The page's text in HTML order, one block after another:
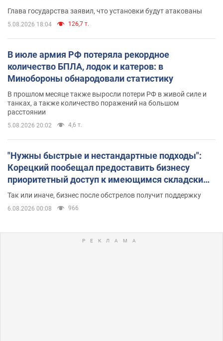
Глава государства заявил, что установки будут атакованы
5.08.2026 18:04 126,7 т.
В июле армия РФ потеряла рекордное
количество БПЛА, лодок и катеров: в
Минобороны обнародовали статистику
В прошлом месяце также выросли потери РФ в живой силе и
танках, а также количество поражений на большом
расстоянии
5.08.2026 20:02 4,6 т.
"Нужны быстрые и нестандартные подходы":
Корецкий пообещал предоставить бизнесу
приоритетный доступ к имеющимся складским
помещениям
Так или иначе, бизнес после обстрелов получит поддержку
6.08.2026 00:08 966